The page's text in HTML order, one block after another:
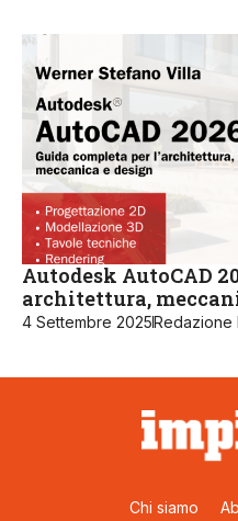
Autodesk AutoCAD
architettura,
4 Settembre 2025Redazione
Chi siamo